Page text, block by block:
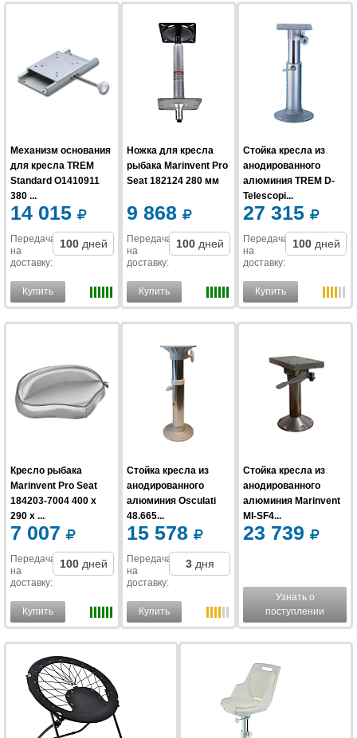
Механизм основания
для кресла TREM
Standard O1410911
380 ...
14 015
Передача
на
доставку:
100 дней
Купить
Ножка для кресла
рыбака Marinvent Pro
Seat 182124 280 мм
9 868
Передача
на
доставку:
100 дней
Купить
Стойка кресла из
анодированного
алюминия TREM D-
Telescopi...
27 315
Передача
на
доставку:
100 дней
Купить
Кресло рыбака
Marinvent Pro Seat
184203-7004 400 x
290 x ...
7 007
Передача
на
доставку:
100 дней
Купить
Стойка кресла из
анодированного
алюминия Osculati
48.665...
15 578
Передача
на
доставку:
3 дня
Купить
Стойка кресла из
анодированного
алюминия Marinvent
MI-SF4...
23 739
Узнать о
поступлении